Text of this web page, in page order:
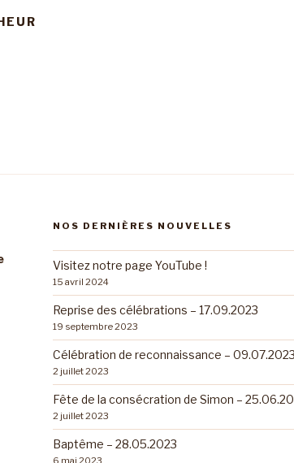
NOS DERNIÈRES NOUVELLES
Visitez notre page YouTube !
15 avril 2024
Reprise des célébrations – 17.09.2023
19 septembre 2023
Célébration de reconnaissance – 09.07.2023
2 juillet 2023
Fête de la consécration de Simon –
2 juillet 2023
Baptême – 28.05.2023
6 mai 2023